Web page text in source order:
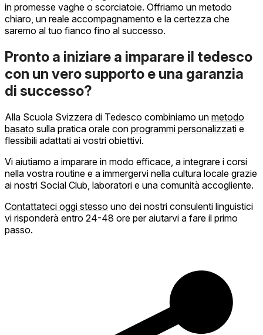
in promesse vaghe o scorciatoie. Offriamo un metodo
chiaro, un reale accompagnamento e la certezza che
saremo al tuo fianco fino al successo.
Pronto a iniziare a imparare il tedesco
con un vero supporto e una garanzia
di successo?
Alla Scuola Svizzera di Tedesco combiniamo un metodo
basato sulla pratica orale con programmi personalizzati e
flessibili adattati ai vostri obiettivi.
Vi aiutiamo a imparare in modo efficace, a integrare i corsi
nella vostra routine e a immergervi nella cultura locale grazie
ai nostri Social Club, laboratori e una comunità accogliente.
Contattateci oggi stesso uno dei nostri consulenti linguistici
vi risponderà entro 24-48 ore per aiutarvi a fare il primo
passo.